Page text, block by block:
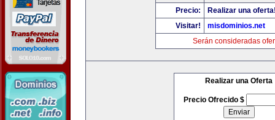
Precio:
Realizar una
Visitar!
misdominios.net
Serán consideradas
Realizar una Oferta
Precio Ofrecido $